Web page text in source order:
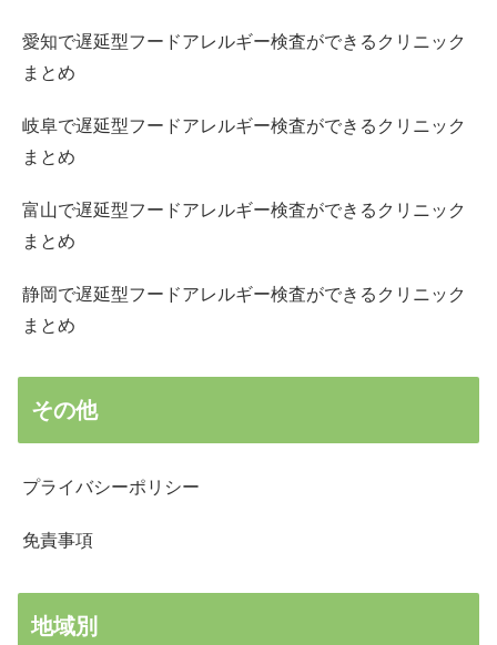
愛知で遅延型フードアレルギー検査ができるクリニック
まとめ
岐阜で遅延型フードアレルギー検査ができるクリニック
まとめ
富山で遅延型フードアレルギー検査ができるクリニック
まとめ
静岡で遅延型フードアレルギー検査ができるクリニック
まとめ
その他
プライバシーポリシー
免責事項
地域別